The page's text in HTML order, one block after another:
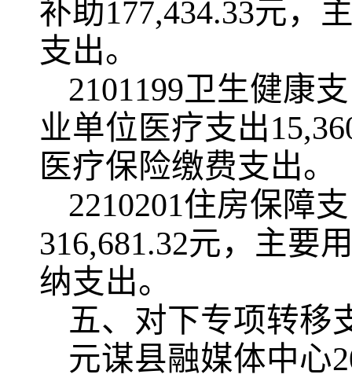
补助177,434.33元，
支出。
2101199卫生健康
业单位医疗支出
医疗保险缴费支出。
2210201住房保障
316,681.32元，主要
纳支出。
五、对下专项转移
元谋县融媒体中心